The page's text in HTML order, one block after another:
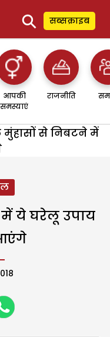
⚲ सब्सक्राइब
आपकी
समस्याएं
राजनीति
से निबटने में
ये घरेलू उपाय